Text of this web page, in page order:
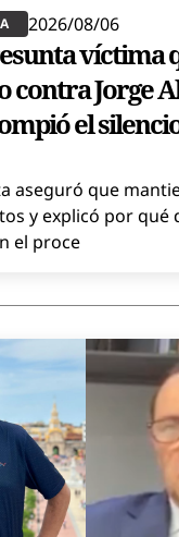
2026/08/06
víctima
contra Jorge
el
aseguró que
y explicó por qué
el proce